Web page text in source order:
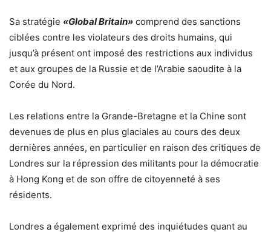
Sa stratégie «Global Britain» comprend des sanctions
ciblées contre les violateurs des droits humains, qui
jusqu’à présent ont imposé des restrictions aux individus
et aux groupes de la Russie et de l’Arabie saoudite à la
Corée du Nord.
Les relations entre la Grande-Bretagne et la Chine sont
devenues de plus en plus glaciales au cours des deux
dernières années, en particulier en raison des critiques de
Londres sur la répression des militants pour la démocratie
à Hong Kong et de son offre de citoyenneté à ses
résidents.
Londres a également exprimé des inquiétudes quant au